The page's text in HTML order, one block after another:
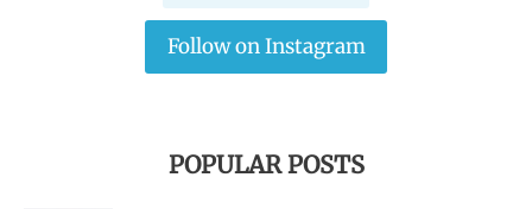
Follow on Instagram
POPULAR POSTS